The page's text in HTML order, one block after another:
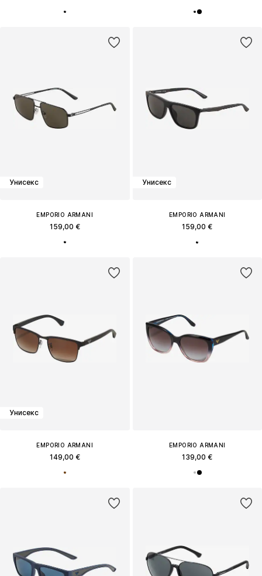
Унисекс
EMPORIO ARMANI
159,00 €
Унисекс
EMPORIO ARMANI
159,00 €
Унисекс
EMPORIO ARMANI
149,00 €
EMPORIO ARMANI
139,00 €